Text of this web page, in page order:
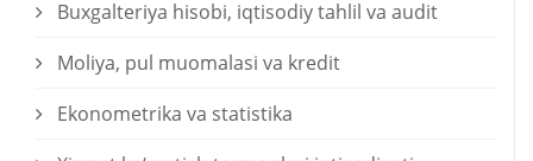
Buxgalteriya hisobi, iqtisodiy tahlil va audit
Moliya, pul muomalasi va kredit
Ekonometrika va statistika